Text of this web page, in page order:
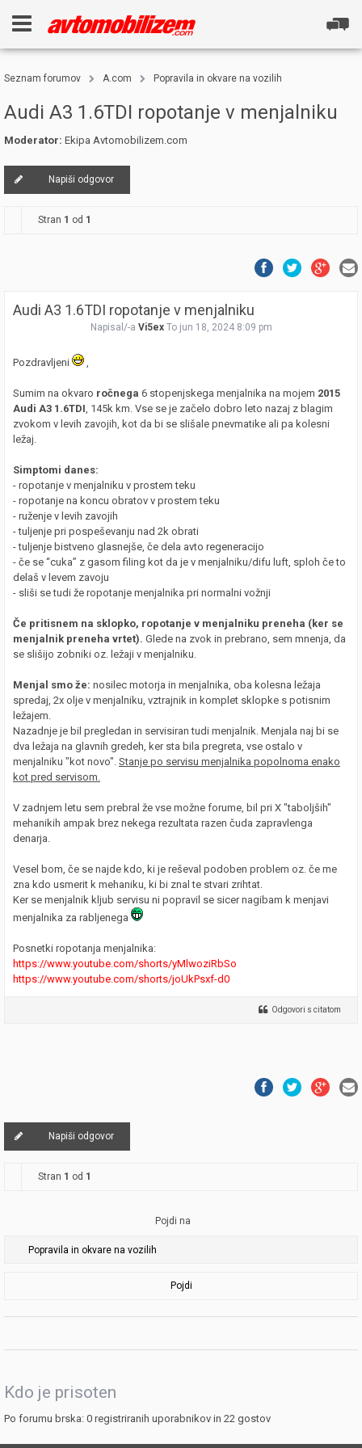
Seznam forumov A.com Popravila in okvare na vozilih
Audi A3 1.6TDI ropotanje v menjalniku
Moderator: Ekipa Avtomobilizem.com
Napiši odgovor
Stran 1 od 1
Audi A3 1.6TDI ropotanje v menjalniku
Napisal/-a Vi5ex To jun 18, 2024 8:09 pm
Pozdravljeni ,
Sumim na okvaro ročnega 6 stopenjskega menjalnika na mojem 2015
Audi A3 1.6TDI, 145k km. Vse se je začelo dobro leto nazaj z blagim
zvokom v levih zavojih, kot da bi se slišale pnevmatike ali pa kolesni
ležaj.
Simptomi danes:
- ropotanje v menjalniku v prostem teku
- ropotanje na koncu obratov v prostem teku
- ruženje v levih zavojih
- tuljenje pri pospeševanju nad 2k obrati
- tuljenje bistveno glasnejše, če dela avto regeneracijo
- če se “cuka” z gasom filing kot da je v menjalniku/difu luft, sploh če to
delaš v levem zavoju
- sliši se tudi že ropotanje menjalnika pri normalni vožnji
Če pritisnem na sklopko, ropotanje v menjalniku preneha (ker se
menjalnik preneha vrtet). Glede na zvok in prebrano, sem mnenja, da
se slišijo zobniki oz. ležaji v menjalniku.
Menjal smo že: nosilec motorja in menjalnika, oba kolesna ležaja
spredaj, 2x olje v menjalniku, vztrajnik in komplet sklopke s potisnim
ležajem.
Nazadnje je bil pregledan in servisiran tudi menjalnik. Menjala naj bi se
dva ležaja na glavnih gredeh, ker sta bila pregreta, vse ostalo v
menjalniku "kot novo". Stanje po servisu menjalnika popolnoma enako
kot pred servisom.
V zadnjem letu sem prebral že vse možne forume, bil pri X "taboljših"
mehanikih ampak brez nekega rezultata razen čuda zapravlenga
denarja.
Vesel bom, če se najde kdo, ki je reševal podoben problem oz. če me
zna kdo usmerit k mehaniku, ki bi znal te stvari zrihtat.
Ker se menjalnik kljub servisu ni popravil se sicer nagibam k menjavi
menjalnika za rabljenega
Posnetki ropotanja menjalnika:
https://www.youtube.com/shorts/yMlwoziRbSo
https://www.youtube.com/shorts/joUkPsxf-d0
Odgovori s citatom
Napiši odgovor
Stran 1 od 1
Pojdi na
Pojdi
Kdo je prisoten
Po forumu brska: 0 registriranih uporabnikov in 22 gostov